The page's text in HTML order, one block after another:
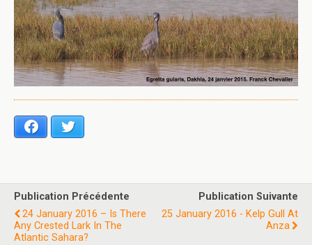
Facebook
Publication Précédente
24 January 2016 – Is There
Any Crested Lark In The
Atlantic Sahara?
Publication Suivante
25 January 2016 - Kelp Gull At
Anza